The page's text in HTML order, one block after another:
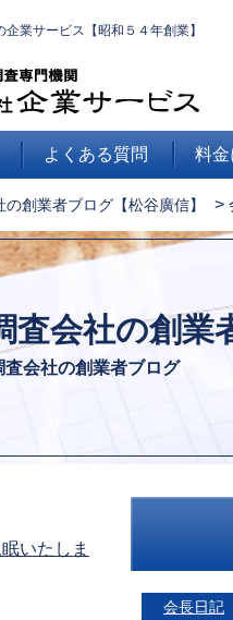
業サービス【昭和５４年創業】
よくある質問 料金
の創業者ブログ【松谷廣信】 >
査会社の創業
査会社の創業者ブログ
会長日記
いたしま